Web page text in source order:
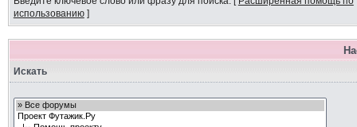
использованию]
Искать